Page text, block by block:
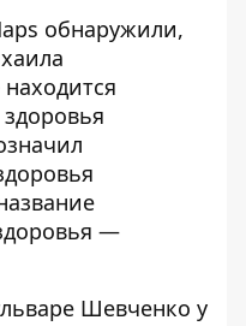
обнаружили,
—
Шевченко у